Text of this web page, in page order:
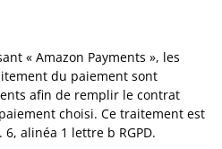
« Amazon Payments », les
du paiement sont
afin de remplir le contrat
choisi. Ce traitement est
alinéa 1 lettre b RGPD.